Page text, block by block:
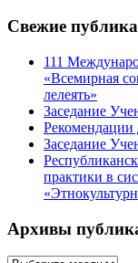
Свежие
111
«Всемирная
лелеять»
Заседание
Рекомендации
Заседание
практики в
Архивы